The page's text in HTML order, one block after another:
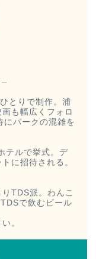
とりで制作。浦
も幅広くフォロ
にパークの混雑を
テルで挙式。デ
に招待される。
TDS派。わんこ
で飲むビール
。